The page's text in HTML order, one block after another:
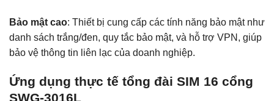
Bảo mật cao: Thiết bị cung cấp các tính năng bảo mật như
danh sách trắng/đen, quy tắc bảo mật, và hỗ trợ VPN, giúp
bảo vệ thông tin liên lạc của doanh nghiệp.
Ứng dụng thực tế tổng đài SIM 16 cổng
SWG-3016L